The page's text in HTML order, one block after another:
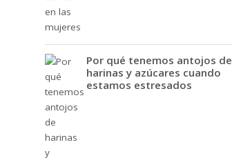
Por qué tenemos antojos de
harinas y azúcares cuando
estamos estresados